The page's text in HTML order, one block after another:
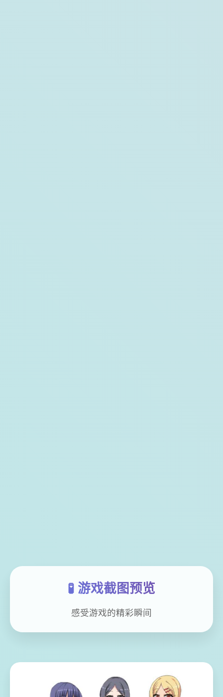
🧪 游戏截图预览
感受游戏的精彩瞬间